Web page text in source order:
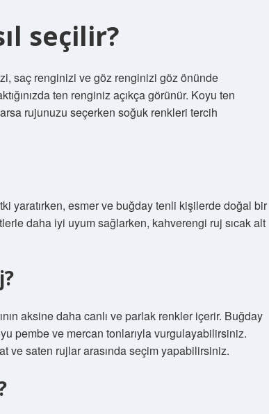
seçilir?
saç renginizi ve göz renginizi göz önünde
ten renginiz açıkça görünür. Koyu ten
rujunuzu seçerken soğuk renkleri tercih
yaratırken, esmer ve buğday tenli kişilerde doğal bir
daha iyi uyum sağlarken, kahverengi ruj sıcak alt
aksine daha canlı ve parlak renkler içerir. Buğday
pembe ve mercan tonlarıyla vurgulayabilirsiniz.
ve saten rujlar arasında seçim yapabilirsiniz.